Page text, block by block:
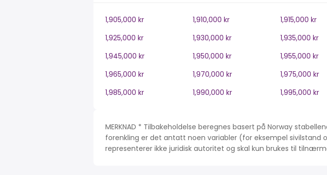
1,905,000 kr 1,910,000 kr 1,915,000 kr
1,925,000 kr
1,930,000 kr 1,935,000 kr
1,945,000 kr
1,950,000 kr 1,955,000 kr
1,965,000 kr
1,970,000 kr 1,975,000 kr
1,985,000 kr
1,990,000 kr 1,995,000 kr
MERKNAD * Tilbakeholdelse beregnes basert på Norway
forenkling er det antatt noen variabler (for eksempel sivilstand
representerer ikke juridisk autoritet og skal kun brukes til